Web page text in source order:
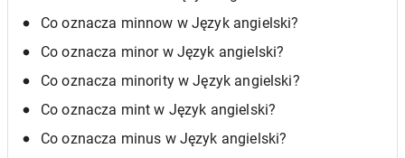
Co oznacza minnow w Język angielski?
Co oznacza minor w Język angielski?
Co oznacza minority w Język angielski?
Co oznacza mint w Język angielski?
Co oznacza minus w Język angielski?